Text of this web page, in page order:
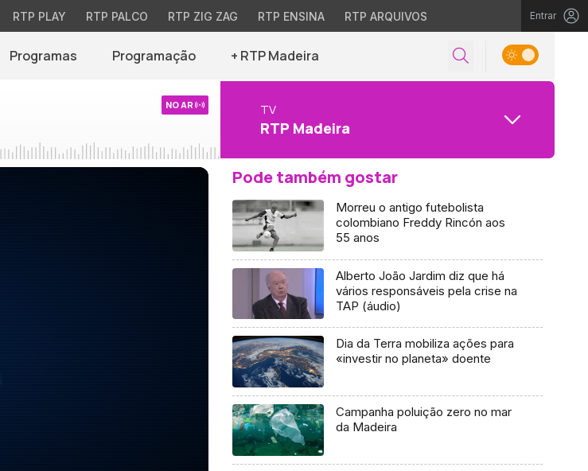
RTP PLAY RTP PALCO RTP ZIG ZAG RTP ENSINA RTP ARQUIVOS Entrar
Programas Programação + RTP Madeira
NO AR TV
RTP Madeira
Pode também gostar
Morreu o antigo futebolista
colombiano Freddy Rincón aos
55 anos
Alberto João Jardim diz que há
vários responsáveis pela crise na
TAP (áudio)
Dia da Terra mobiliza ações para
«investir no planeta» doente
Campanha poluição zero no mar
da Madeira